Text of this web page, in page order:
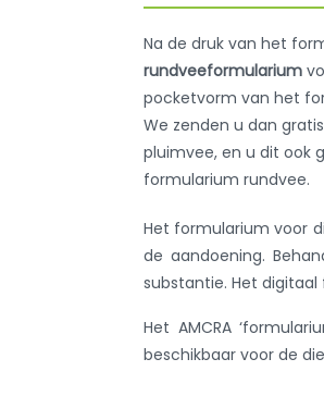
Na de druk van het
rundveeformularium
pocketvorm van het
We zenden u dan
pluimvee, en u dit ook
formularium rundvee.
Het formularium voor
de aandoening.
substantie. Het
Het AMCRA
beschikbaar voor de